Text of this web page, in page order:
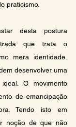
praticismo.
desta postura
que trata o
mera identidade.
desenvolver uma
O movimento
de emancipação
Tendo isto em
noção de que não